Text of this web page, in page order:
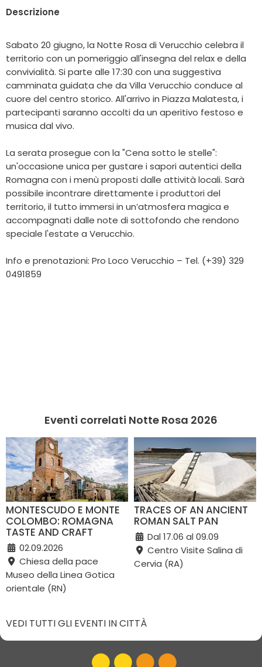
Descrizione
Sabato 20 giugno, la Notte Rosa di Verucchio celebra il
territorio con un pomeriggio all'insegna del relax e della
convivialità. Si parte alle 17:30 con una suggestiva
camminata guidata che da Villa Verucchio conduce al
cuore del centro storico. All'arrivo in Piazza Malatesta, i
partecipanti saranno accolti da un aperitivo festoso e
musica dal vivo.
La serata prosegue con la "Cena sotto le stelle":
un'occasione unica per gustare i sapori autentici della
Romagna con i menù proposti dalle attività locali. Sarà
possibile incontrare direttamente i produttori del
territorio, il tutto immersi in un’atmosfera magica e
accompagnati dalle note di sottofondo che rendono
speciale l'estate a Verucchio.
Info e prenotazioni: Pro Loco Verucchio – Tel. (+39) 329
0491859
Eventi correlati Notte Rosa 2026
MONTESCUDO E MONTE
COLOMBO: ROMAGNA
TASTE AND CRAFT
02.09.2026
Chiesa della pace
Museo della Linea Gotica
orientale (RN)
TRACES OF AN ANCIENT
ROMAN SALT PAN
Dal 17.06 al 09.09
Centro Visite Salina di
Cervia (RA)
VEDI TUTTI GLI EVENTI IN CITTÀ